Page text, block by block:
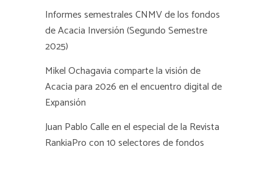
Informes semestrales CNMV de los fondos
de Acacia Inversión (Segundo Semestre
2025)
Mikel Ochagavia comparte la visión de
Acacia para 2026 en el encuentro digital de
Expansión
Juan Pablo Calle en el especial de la Revista
RankiaPro con 10 selectores de fondos